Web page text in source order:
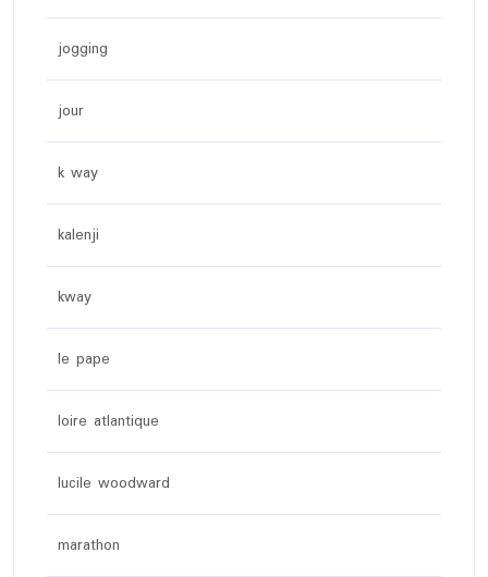
jogging
jour
k way
kalenji
kway
le pape
loire atlantique
lucile woodward
marathon